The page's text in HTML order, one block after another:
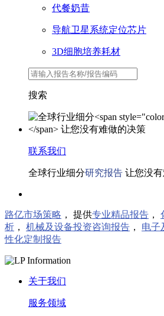
代餐奶昔
导航卫星系统定位芯片
3D细胞培养耗材
搜索
联系我们
全球行业细分研究报告 让您没
路亿市场策略 ， 提供专业精品报告 ，
析 ， 机械及设备投资咨询报告 ， 电子
性化定制报告
关于我们
服务领域